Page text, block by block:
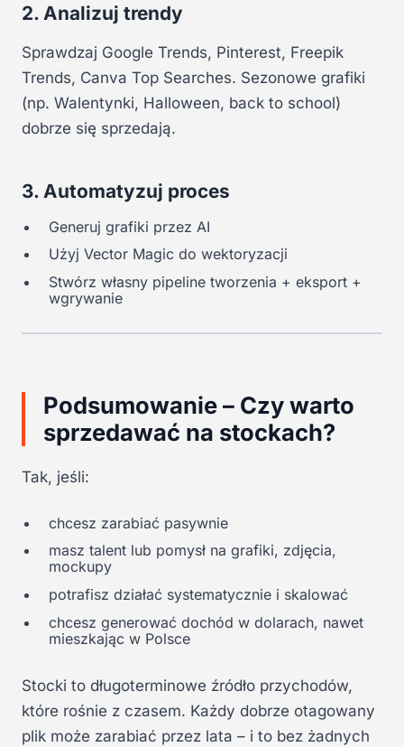
2. Analizuj trendy
Sprawdzaj Google Trends, Pinterest, Freepik
Trends, Canva Top Searches. Sezonowe grafiki
(np. Walentynki, Halloween, back to school)
dobrze się sprzedają.
3. Automatyzuj proces
Generuj grafiki przez AI
Użyj Vector Magic do wektoryzacji
Stwórz własny pipeline tworzenia + eksport +
wgrywanie
Podsumowanie – Czy warto
sprzedawać na stockach?
Tak, jeśli:
chcesz zarabiać pasywnie
masz talent lub pomysł na grafiki, zdjęcia,
mockupy
potrafisz działać systematycznie i skalować
chcesz generować dochód w dolarach, nawet
mieszkając w Polsce
Stocki to długoterminowe źródło przychodów,
które rośnie z czasem. Każdy dobrze otagowany
plik może zarabiać przez lata – i to bez żadnych